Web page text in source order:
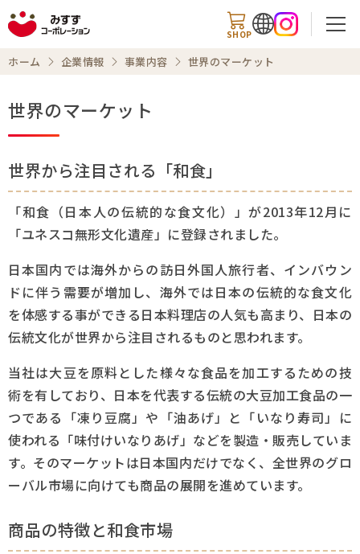
SHOP
ホーム
企業トップ
会社案内
事業内容
生産工場
社会と未来
採用情報
お問い合わせ
ホーム 企業情報 事業内容 世界のマーケット
世界のマーケット
世界から注目される「和食」
「和食（日本人の伝統的な食文化）」が2013年12月に
「ユネスコ無形文化遺産」に登録されました。
日本国内では海外からの訪日外国人旅行者、インバウン
ドに伴う需要が増加し、海外では日本の伝統的な食文化
を体感する事ができる日本料理店の人気も高まり、日本の
伝統文化が世界から注目されるものと思われます。
当社は大豆を原料とした様々な食品を加工するための技
術を有しており、日本を代表する伝統の大豆加工食品の一
つである「凍り豆腐」や「油あげ」と「いなり寿司」に
使われる「味付けいなりあげ」などを製造・販売していま
す。そのマーケットは日本国内だけでなく、全世界のグロ
ーバル市場に向けても商品の展開を進めています。
商品の特徴と和食市場